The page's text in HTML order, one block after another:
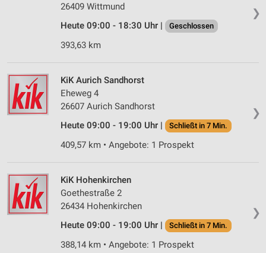
❯
26409 Wittmund
Heute 09:00 - 18:30 Uhr |
Geschlossen
393,63 km
❯
KiK Aurich Sandhorst
Eheweg 4
26607 Aurich Sandhorst
Heute 09:00 - 19:00 Uhr |
Schließt in 7 Min.
409,57 km • Angebote: 1 Prospekt
❯
KiK Hohenkirchen
Goethestraße 2
26434 Hohenkirchen
Heute 09:00 - 19:00 Uhr |
Schließt in 7 Min.
388,14 km • Angebote: 1 Prospekt